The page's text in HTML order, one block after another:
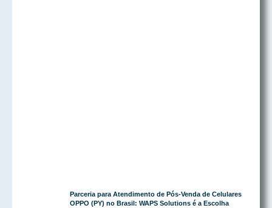
Parceria para Atendimento de Pós-Venda de Celulares
OPPO (PY) no Brasil: WAPS Solutions é a Escolha